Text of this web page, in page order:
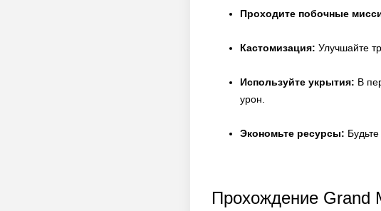
Проходите побочные
Кастомизация: Улучшайте
Используйте укрытия: В
урон.
Экономьте ресурсы:
Прохождение Grand